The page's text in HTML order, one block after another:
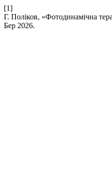
[1]
Г. Поліков, «Фотодинамічна
Бер 2026.